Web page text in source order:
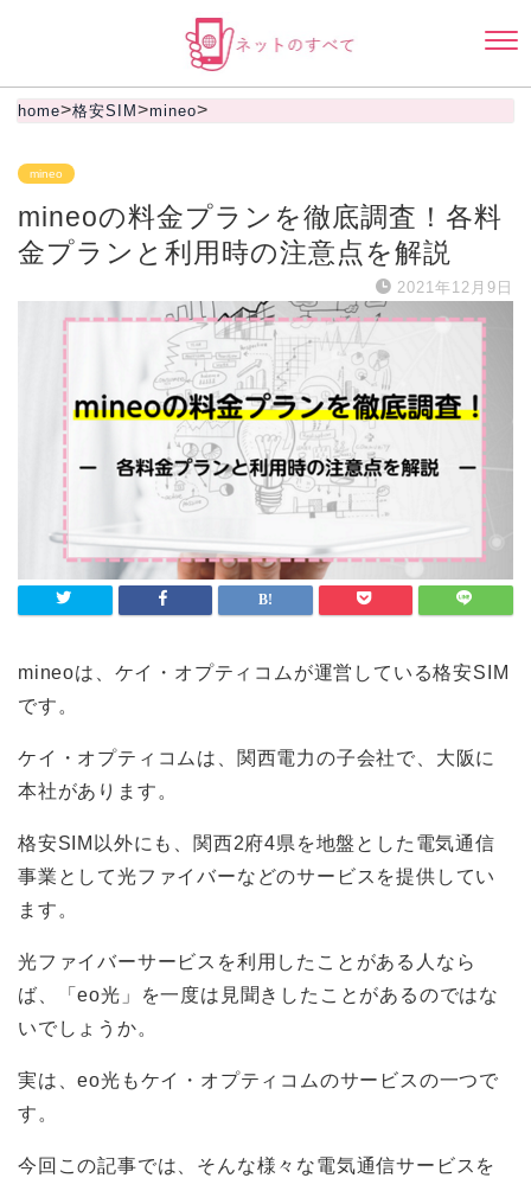
home>格安SIM >mineo>
mineo
mineoの料金プランを徹底調査！各料
金プランと利用時の注意点を解説
2021年12月9日
mineoは、ケイ・オプティコムが運営している格安SIM
です。
ケイ・オプティコムは、関西電力の子会社で、大阪に
本社があります。
格安SIM以外にも、関西2府4県を地盤とした電気通信
事業として光ファイバーなどのサービスを提供してい
ます。
光ファイバーサービスを利用したことがある人なら
ば、「eo光」を一度は見聞きしたことがあるのではな
いでしょうか。
実は、eo光もケイ・オプティコムのサービスの一つで
す。
今回この記事では、そんな様々な電気通信サービスを